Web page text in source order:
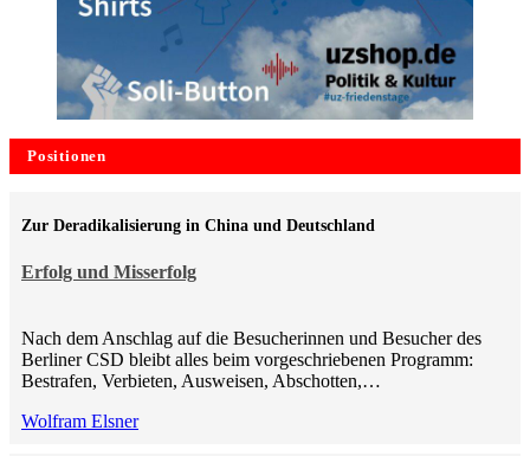
Positionen
Erfolg und Misserfolg
Zur Deradikalisierung in China und Deutschland
Nach dem Anschlag auf die Besucherinnen und Besucher des
Berliner CSD bleibt alles beim vorgeschriebenen Programm:
Bestrafen, Verbieten, Ausweisen, Abschotten,…
Wolfram Elsner